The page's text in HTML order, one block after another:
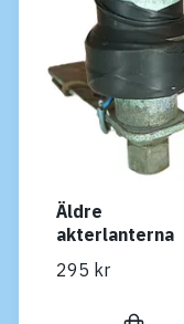
Äldre
akterlanterna
295 kr